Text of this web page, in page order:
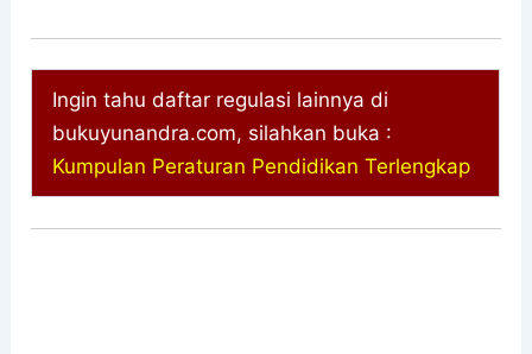
Ingin tahu daftar regulasi lainnya di
bukuyunandra.com, silahkan buka :
Kumpulan Peraturan Pendidikan Terlengkap